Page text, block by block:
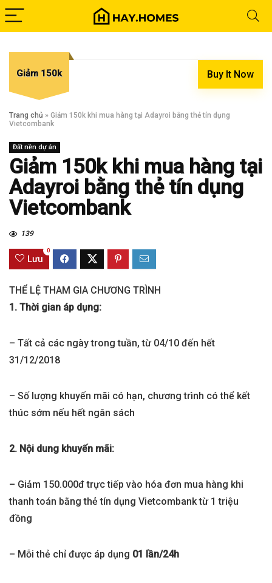
Giảm 150k Buy It Now
Trang chủ » Giảm 150k khi mua hàng tại Adayroi bằng thẻ tín dụng
Vietcombank
Đất nền dự án
Giảm 150k khi mua hàng tại
Adayroi bằng thẻ tín dụng
Vietcombank
139
Lưu
0
THỂ LỆ THAM GIA CHƯƠNG TRÌNH
1. Thời gian áp dụng:
– Tất cả các ngày trong tuần, từ 04/10 đến hết
31/12/2018
– Số lượng khuyến mãi có hạn, chương trình có thể kết
thúc sớm nếu hết ngân sách
2. Nội dung khuyến mãi:
– Giảm 150.000đ trực tiếp vào hóa đơn mua hàng khi
thanh toán bằng thẻ tín dụng Vietcombank từ 1 triệu
đồng
– Mỗi thẻ chỉ được áp dụng 01 lần/24h